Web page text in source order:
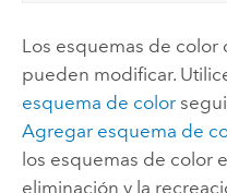
Los esquemas de color
pueden modificar.
esquema de color
Agregar esquema de
los esquemas de color
eliminación y la